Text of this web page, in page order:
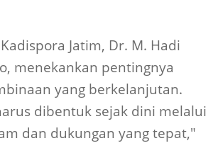
Jatim, Dr. M. Hadi
menekankan pentingnya
yang berkelanjutan.
dibentuk sejak dini melalui
dan dukungan yang tepat,"